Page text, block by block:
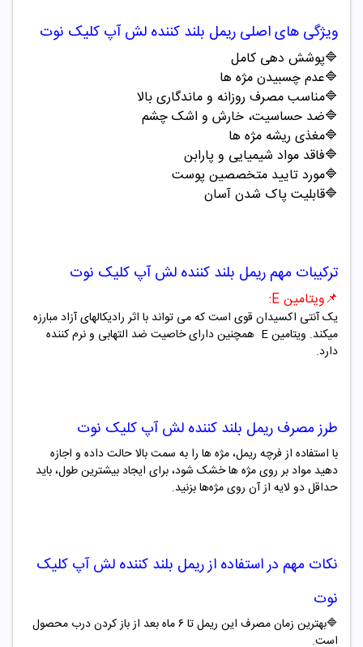
ویژگی های اصلی ریمل بلند کننده لش آپ کلیک نوت
🔷پوشش دهی کامل
🔷عدم چسبیدن مژه ها
🔷مناسب مصرف روزانه و ماندگاری بالا
🔷ضد حساسیت، خارش و اشک چشم
🔷مغذی ریشه مژه ها
🔷فاقد مواد شیمیایی و پارابن
🔷مورد تایید متخصصین پوست
🔷قابلیت پاک شدن آسان
ترکیبات مهم ریمل بلند کننده لش آپ کلیک نوت
📌ویتامین E:
یک آنتی اکسیدان قوی است که می تواند با اثر رادیکالهای آزاد مبارزه
میکند. ویتامینE همچنین دارای خاصیت ضد التهابی و نرم کننده
دارد.
طرز مصرف ریمل بلند کننده لش آپ کلیک نوت
با استفاده از فرچه ریمل، مژه ها را به سمت بالا حالت داده و اجازه
دهید مواد بر روی مژه ها خشک شود، برای ایجاد بیشترین طول، باید
حداقل دو لایه از آن روی مژه‌ها بزنید.
نکات مهم در استفاده ازریمل بلند کننده لش آپ کلیک
نوت
🔷بهترین زمان مصرف این ریمل تا ۶ ماه بعد از باز کردن درب محصول
است.